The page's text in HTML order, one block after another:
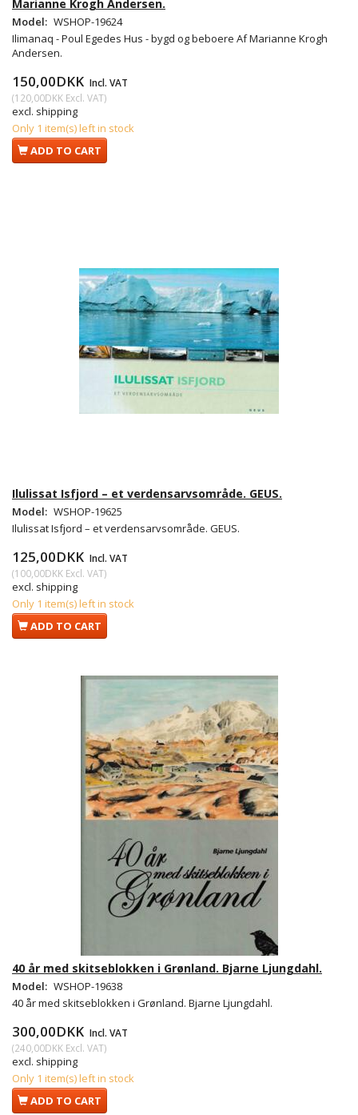
Marianne Krogh Andersen.
Model: WSHOP-19624
Ilimanaq - Poul Egedes Hus - bygd og beboere Af Marianne Krogh
Andersen.
150,00DKK Incl. VAT
(120,00DKK Excl. VAT)
excl. shipping
Only 1 item(s) left in stock
ADD TO CART
Ilulissat Isfjord – et verdensarvsområde. GEUS.
Model: WSHOP-19625
Ilulissat Isfjord – et verdensarvsområde. GEUS.
125,00DKK Incl. VAT
(100,00DKK Excl. VAT)
excl. shipping
Only 1 item(s) left in stock
ADD TO CART
40 år med skitseblokken i Grønland. Bjarne Ljungdahl.
Model: WSHOP-19638
40 år med skitseblokken i Grønland. Bjarne Ljungdahl.
300,00DKK Incl. VAT
(240,00DKK Excl. VAT)
excl. shipping
Only 1 item(s) left in stock
ADD TO CART